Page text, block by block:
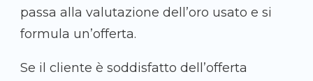
passa alla valutazione dell’oro usato e si
formula un’offerta.
Se il cliente è soddisfatto dell’offerta